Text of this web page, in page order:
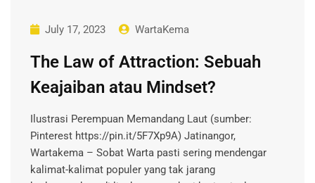
July 17, 2023 WartaKema
The Law of Attraction: Sebuah
Keajaiban atau Mindset?
Ilustrasi Perempuan Memandang Laut (sumber:
Pinterest https://pin.it/5F7Xp9A) Jatinangor,
Wartakema – Sobat Warta pasti sering mendengar
kalimat-kalimat populer yang tak jarang